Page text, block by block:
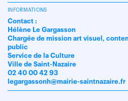
INFORMATIONS
Contact :
Hélène Le Gargasson
Chargée de mission art visuel,
public
Service de la Culture
Ville de Saint-Nazaire
02 40 00 42 93
legargassonh@mairie-saintnazaire.fr